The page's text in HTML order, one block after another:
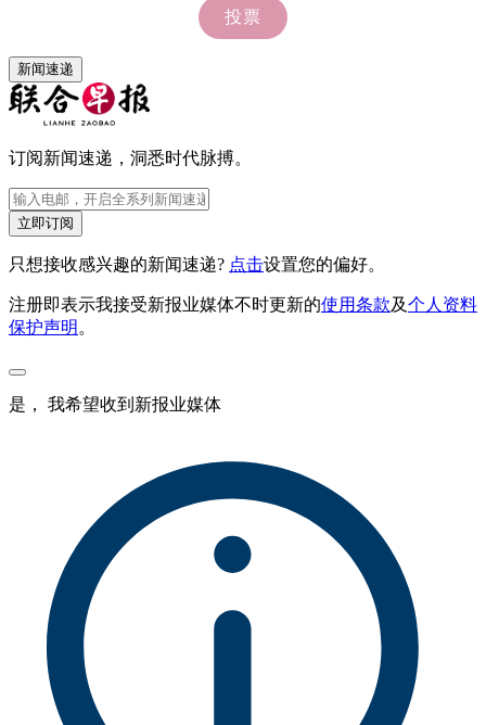
新闻速递
订阅新闻速递，洞悉时代脉搏。
立即订阅
只想接收感兴趣的新闻速递? 点击设置您的偏好。
注册即表示我接受新报业媒体不时更新的使用条款及个人资料
保护声明 。
是， 我希望收到新报业媒体